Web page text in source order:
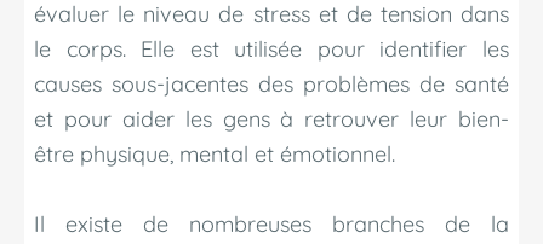
évaluer le niveau de stress et de tension dans
le corps. Elle est utilisée pour identifier les
causes sous-jacentes des problèmes de santé
et pour aider les gens à retrouver leur bien-
être physique, mental et émotionnel.
Il existe de nombreuses branches de la